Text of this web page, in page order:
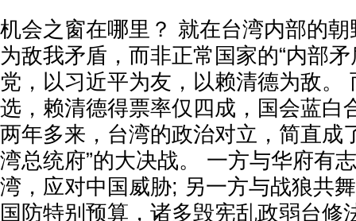
机会之窗在哪里？ 就在台湾内部的
为敌我矛盾，而非正常国家的“内部
党，以习近平为友，以赖清德为敌。
选，赖清德得票率仅四成，国会蓝白
两年多来，台湾的政治对立，简直成
湾总统府”的大决战。 一方与华府有
湾，应对中国威胁; 另一方与战狼共
国防特别预算，诸多毁宪乱政弱台修